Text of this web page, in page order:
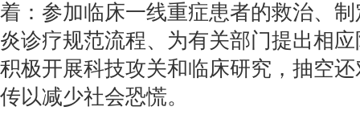
着：参加临床一线重症患者的救治、
炎诊疗规范流程、为有关部门提出相
积极开展科技攻关和临床研究，抽空
传以减少社会恐慌。